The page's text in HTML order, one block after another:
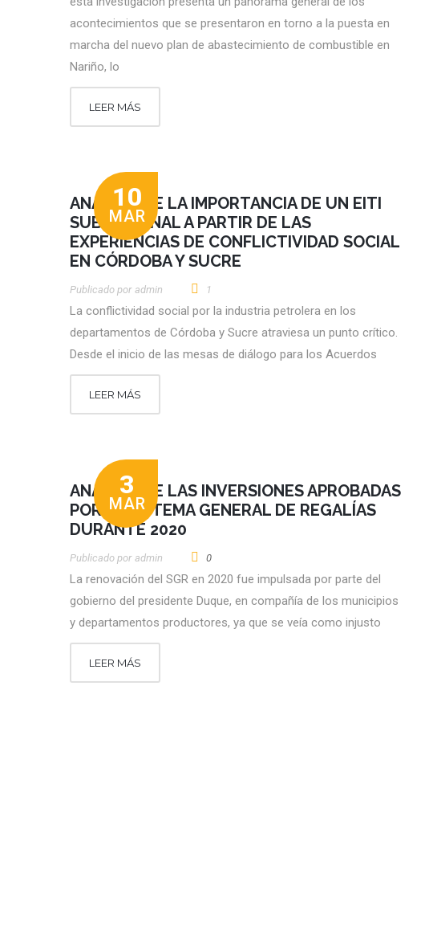
acontecimientos que se presentaron en torno a la puesta en
marcha del nuevo plan de abastecimiento de combustible en
Nariño, lo
LEER MÁS
10
MAR
ANÁLISIS DE LA IMPORTANCIA DE UN EITI
SUBNACIONAL A PARTIR DE LAS
EXPERIENCIAS DE CONFLICTIVIDAD SOCIAL
EN CÓRDOBA Y SUCRE
Publicado por Admin 1
La conflictividad social por la industria petrolera en los
departamentos de Córdoba y Sucre atraviesa un punto crítico.
Desde el inicio de las mesas de diálogo para los Acuerdos
LEER MÁS
3
MAR
ANÁLISIS DE LAS INVERSIONES APROBADAS
POR EL SISTEMA GENERAL DE REGALÍAS
DURANTE 2020
Publicado por Admin 0
La renovación del SGR en 2020 fue impulsada por parte del
gobierno del presidente Duque, en compañía de los municipios
y departamentos productores, ya que se veía como injusto
LEER MÁS